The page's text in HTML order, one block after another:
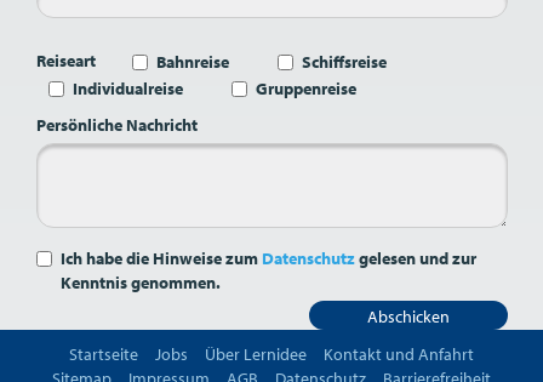
Reiseart Bahnreise
Schiffsreise
Individualreise
Gruppenreise
Persönliche Nachricht
Ich habe die Hinweise zum Datenschutzgelesen und zur
Kenntnis genommen.
Abschicken
Startseite
Jobs Über Lernidee
Kontakt und Anfahrt